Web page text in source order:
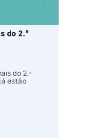
do 2.º
do 2.º
estão